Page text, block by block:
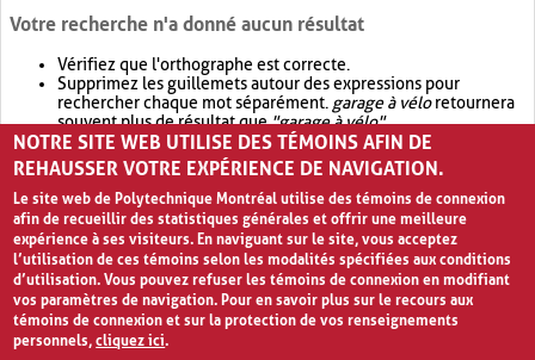
Votre recherche n'a donné aucun résultat
Vérifiez que l'orthographe est correcte.
Supprimez les guillemets autour des expressions pour
rechercher chaque mot séparément. garage à véloretournera
souvent plus de résultat que"garage à vélo".
Envisagez d'élargir votre recherche avec OR.garage OR vélo
retournera souvent plus de résultat quegarage à vélo
NOTRE SITE WEB UTILISE DES TÉMOINS AFIN DE
REHAUSSER VOTRE EXPÉRIENCE DE NAVIGATION.
Le site web de Polytechnique Montréal utilise des témoins de connexion
afin de recueillir des statistiques générales et offrir une meilleure
expérience à ses visiteurs. En naviguant sur le site, vous acceptez
l’utilisation de ces témoins selon les modalités spécifiées aux conditions
d’utilisation. Vous pouvez refuser les témoins de connexion en modifiant
vos paramètres de navigation. Pour en savoir plus sur le recours aux
témoins de connexion et sur la protection de vos renseignements
personnels,cliquez ici.